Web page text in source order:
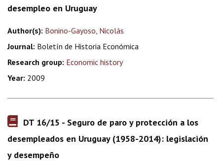
desempleo en Uruguay
Author(s): Bonino-Gayoso, Nicolás
Journal: Boletín de Historia Económica
Research group: Economic history
Year: 2009
DT 16/15 - Seguro de paro y protección a los
desempleados en Uruguay (1958-2014): legislación
y desempeño